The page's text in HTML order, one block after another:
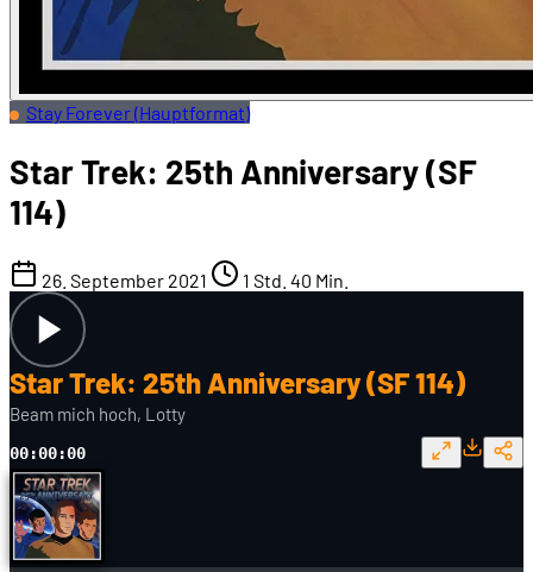
Stay Forever (Hauptformat)
Star Trek: 25th Anniversary (SF
114)
26. September 2021 1 Std. 40 Min.
Star Trek: 25th Anniversary (SF 114)
Beam mich hoch, Lotty
00:00:00